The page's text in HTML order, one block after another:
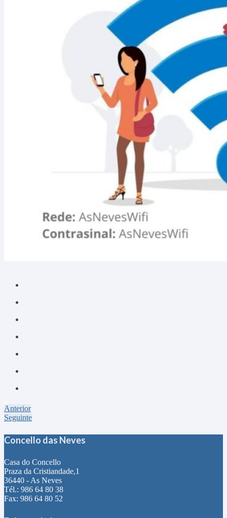
Anterior
Seguinte
Concello das Neves
Casa do Concello
Praza da Cristiandade,1
36440 - As Neves
Tél.: 986 64 80 38
Fax: 986 64 80 52